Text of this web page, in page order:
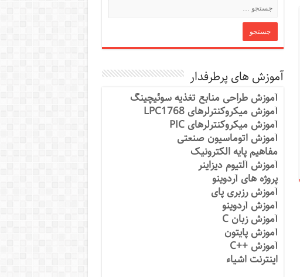
آموزش های پرطرفدار
آموزش طراحی منابع تغذیه سوئیچینگ
آموزش میکروکنترلرهای LPC1768
آموزش میکروکنترلرهای PIC
آموزش اتوماسیون صنعتی
مفاهیم پایه الکترونیک
آموزش آلتیوم دیزاینر
پروژه های آردوینو
آموزش رزبری پای
آموزش آردوینو
آموزش زبان C
آموزش پایتون
آموزش ++C
اینترنت اشیاء